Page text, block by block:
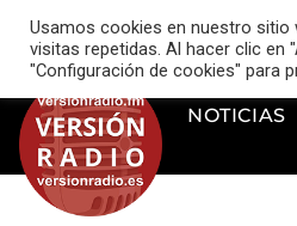
music_note VERSIÓN RADIO
NOTICIAS
Usamos cookies en nuestro sitio
visitas repetidas. Al hacer clic en
"Configuración de cookies" para